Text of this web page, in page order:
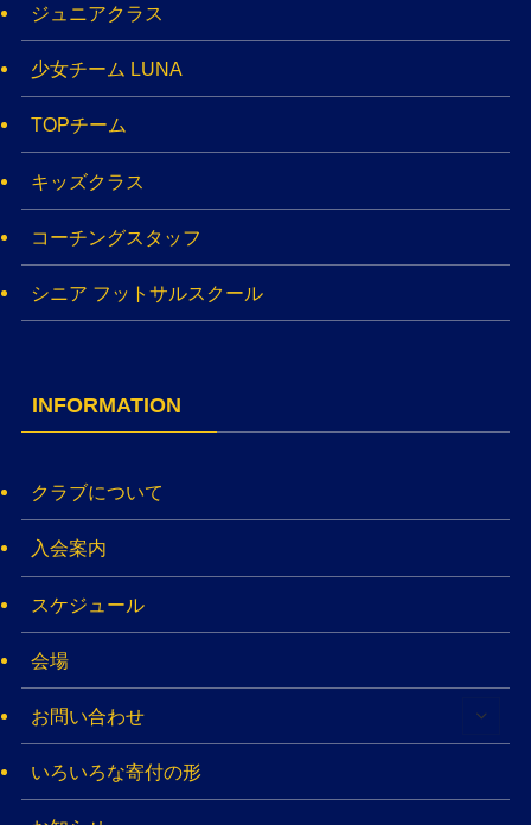
ジュニアクラス
少女チーム LUNA
TOPチーム
キッズクラス
コーチングスタッフ
シニア フットサルスクール
INFORMATION
クラブについて
入会案内
スケジュール
会場
お問い合わせ
いろいろな寄付の形